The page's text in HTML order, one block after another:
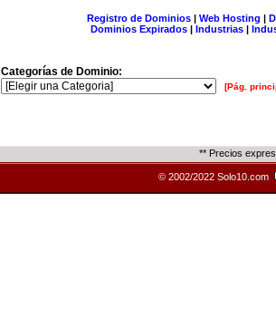
Registro de Dominios| Web Hosting |
Dominios Expirados | Industrias |
Categorías de Dominio:
[Pág.
** Precios
© 2002/2022 Solo10.com